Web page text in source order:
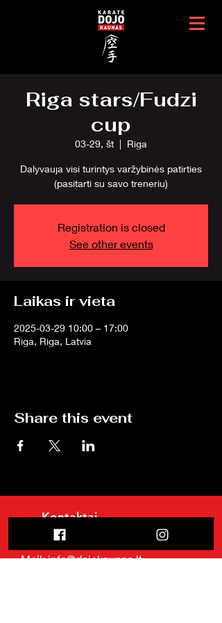
Riga stars/Fudzi
cup
03-29, št
  |
Riga
Dalyvauja visi turintys varžybinės patirties
(pasitarti su savo treneriu)
Registration is closed
See other events
Laikas ir vieta
2025-03-29 10:00 – 17:00
Riga, Riga, Latvia
Share this event
Kontaktai
Partizanų g. 25., Kaunas., Lietuva
Mail: info@dojokaunas.lt